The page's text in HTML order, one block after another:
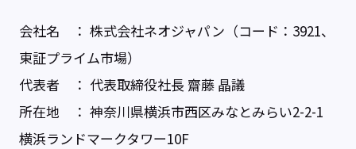
会社名 ： 株式会社ネオジャパン（コード：3921、
東証プライム市場）
代表者 ： 代表取締役社長 齋藤 晶議
所在地 ： 神奈川県横浜市西区みなとみらい2-2-1
横浜ランドマークタワー10F